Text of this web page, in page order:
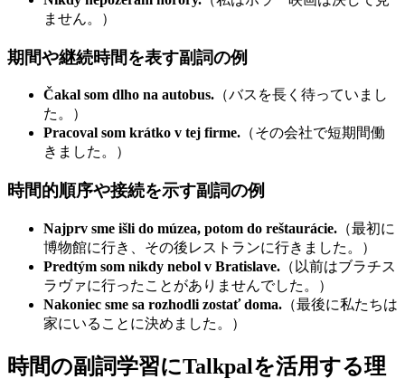
ません。）
期間や継続時間を表す副詞の例
Čakal som dlho na autobus. （バスを長く待っていまし
た。）
Pracoval som krátko v tej firme. （その会社で短期間働
きました。）
時間的順序や接続を示す副詞の例
Najprv sme išli do múzea, potom do reštaurácie. （最初に
博物館に行き、その後レストランに行きました。）
Predtým som nikdy nebol v Bratislave. （以前はブラチス
ラヴァに行ったことがありませんでした。）
Nakoniec sme sa rozhodli zostať doma. （最後に私たちは
家にいることに決めました。）
時間の副詞学習にTalkpalを活用する理